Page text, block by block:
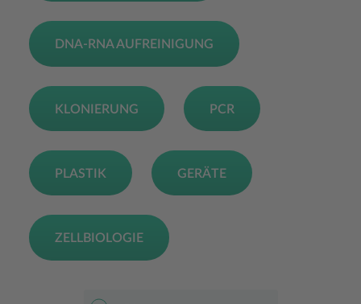
DNA-RNA AUFREINIGUNG
KLONIERUNG PCR
PLASTIK GERÄTE
ZELLBIOLOGIE